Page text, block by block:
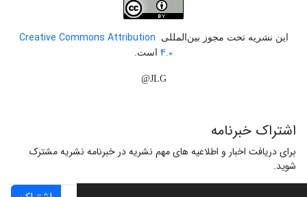
این نشریه تحت مجوز بین‌المللی
Creative Commons Attribution
4.0 است.
JLG@
اشتراک خبرنامه
برای دریافت اخبار و اطلاعیه های مهم نشریه در خبرنامه نشریه مشترک
شوید.